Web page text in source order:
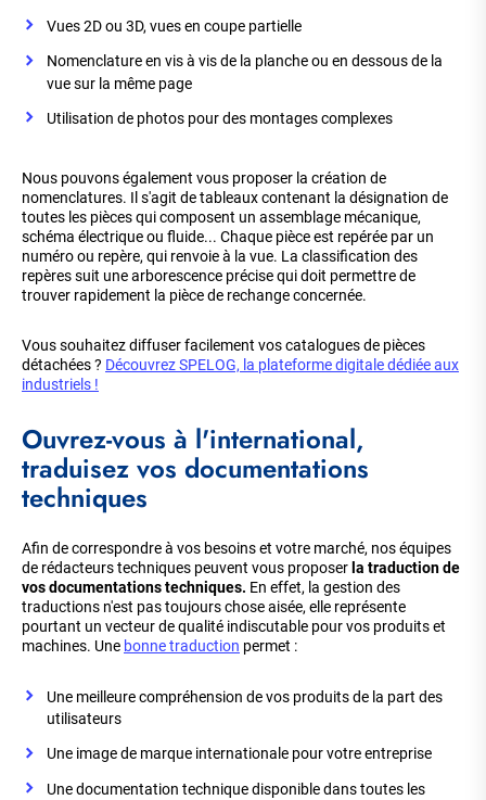
Vues 2D ou 3D, vues en coupe partielle
Nomenclature en vis à vis de la planche ou en dessous de la
vue sur la même page
Utilisation de photos pour des montages complexes
Nous pouvons également vous proposer la création de
nomenclatures. Il s'agit de tableaux contenant la désignation de
toutes les pièces qui composent un assemblage mécanique,
schéma électrique ou fluide... Chaque pièce est repérée par un
numéro ou repère, qui renvoie à la vue. La classification des
repères suit une arborescence précise qui doit permettre de
trouver rapidement la pièce de rechange concernée.
Vous souhaitez diffuser facilement vos catalogues de pièces
détachées ? Découvrez SPELOG, la plateforme digitale dédiée aux
industriels !
Ouvrez-vous à l'international,
traduisez vos documentations
techniques
Afin de correspondre à vos besoins et votre marché, nos équipes
de rédacteurs techniques peuvent vous proposer la traduction de
vos documentations techniques. En effet, la gestion des
traductions n'est pas toujours chose aisée, elle représente
pourtant un vecteur de qualité indiscutable pour vos produits et
machines. Une bonne traduction permet :
Une meilleure compréhension de vos produits de la part des
utilisateurs
Une image de marque internationale pour votre entreprise
Une documentation technique disponible dans toutes les